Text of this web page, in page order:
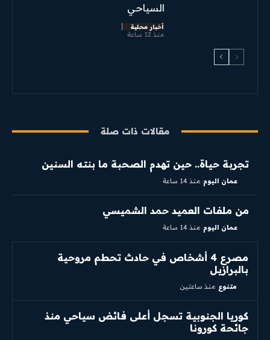
السياحي
أخبار محلية
منذ 12 ساعة
مقالات ذات صلة
تجربة حياة.. حين تهدم الصحبة ما بنته السنين
عمان اليوم منذ 14 ساعة
من ملفات العميد حمد الشميسي
عمان اليوم منذ 14 ساعة
مصرع 4 أشخاص في حادث تحطم مروحية
بالبرازيل
متنوع منذ ساعتين
كوريا الجنوبية تسجل أعلى فائض سياحي منذ
جائحة كورونا